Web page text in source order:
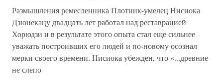
Размышления ремесленника Плотник-умелец Нисиока
Дзюнекацу двадцать лет работал над реставрацией
Хорюдзи и в результате этого опыта стал еще сильнее
уважать построивших его людей и по-новому осознал
мерки своего времени. Нисиока убежден, что «...древние
не слепо